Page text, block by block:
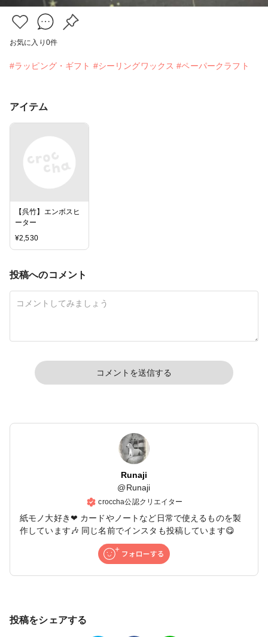
お気に入り 0件
#ラッピング・ギフト #シーリングワックス #ペーパークラフト
アイテム
【呉竹】エンボスヒ
ーター
¥2,530
投稿へのコメント
コメントを送信する
Runaji
@Runaji
croccha公認クリエイター
紙モノ大好き❤ カードやノートなど日常で使えるものを製
作しています🎶 同じ名前でインスタも投稿しています😋
投稿をシェアする